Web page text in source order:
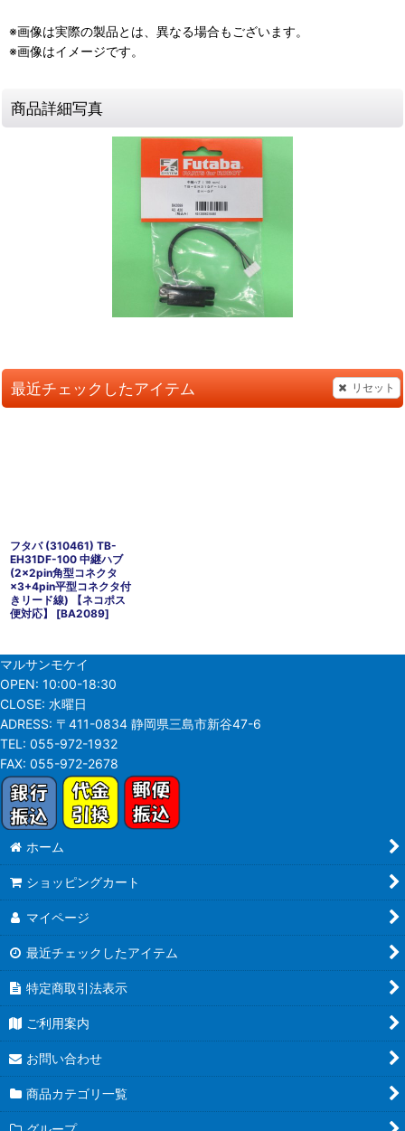
※画像は実際の製品とは、異なる場合もございます。
※画像はイメージです。
商品詳細写真
最近チェックしたアイテム リセット
フタバ (310461) TB-
EH31DF-100 中継ハブ
(2×2pin角型コネクタ
×3+4pin平型コネクタ付
きリード線) 【ネコポス
便対応】 [BA2089]
マルサンモケイ
OPEN: 10:00-18:30
CLOSE: 水曜日
ADRESS: 〒411-0834 静岡県三島市新谷47-6
TEL: 055-972-1932
FAX: 055-972-2678
ホーム
ショッピングカート
マイページ
最近チェックしたアイテム
特定商取引法表示
ご利用案内
お問い合わせ
商品カテゴリ一覧